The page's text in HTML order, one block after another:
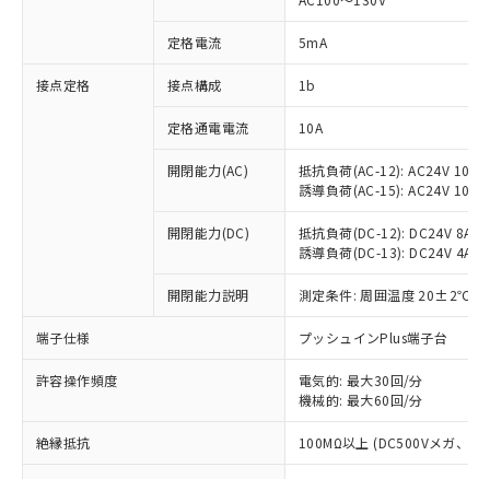
定格電流 5mA
接点定格 接点構成 1b
定格通電電流 10A
開閉能力(AC)
抵抗負荷(AC-12): AC24V 10A/
誘導負荷(AC-15): AC24V
開閉能力(DC)
抵抗負荷(DC-12): DC24V 8A/
誘導負荷(DC-13): DC24V 4A/
開閉能力説明 測定条件: 周囲温度 20±2℃、
端子仕様 プッシュインPlus端子台
許容操作頻度
電気的: 最大30回/分
機械的: 最大60回/分
絶縁抵抗 100MΩ以上 (DC500Vメガ、点
ご利用条件
以下の条件をお読みいただき、同意のうえ
本サービスは、当社制御機器事業取扱
商品の当社在庫状況および標準価格
(税抜)を提供させていただくもので
当社制御機器事業取扱商品の中には、
本サービスの対象外となる商品もある
在庫状況および標準価格照会結果は、
記載している更新日時点での社内デー
タに基づき作成されるものであり、閲
覧された時点での実際の在庫および標
対応済み：EU RoHS指令（10物質）の
非含有に対応した製品が提供可能な商品で
対応予定：EU RoHS指令（10物質）の非含
有に対応した製品に切り替える予定のある
対応予定なし：EU RoHS指令（10物質）の
非含有に非対応の商品で、対応品を出す予
調査・確認中：EU RoHS指令（10物質）の
非含有の対応状況を調査中または確認中の
非該当品：ライセンス料など無形物で、有
害物質有無と関係のない商品です。
仕入先様の事情により、非含有部品として
いたものが、含有品と判明した場合などや
むを得ず変更することがあります。
鉛(Pb) 1000ppm以下、 水銀(Hg) 1000ppm以下、 カド
※1 中国RoHS○×表
「○」：最大均質材料含有率が中国RoHSの
基準値以下であることを示します。
「×」：最大均質材料含有率が中国RoHSの
基準値を超えていることを示します。
「－」：未確認です。当社販売部門へお問
*中国RoHS10物質の基準値 (GB/T26572)：
Pb(鉛) :1000ppm、 Hg(水銀) : 1000ppm、 Cd(カドミウ
当社は、これら貴社製品のうち、外国
為替および外国貿易法に定める商品
（以下｢規制貨物等」という）を輸出
国政府の輸出許可(または役務取引許